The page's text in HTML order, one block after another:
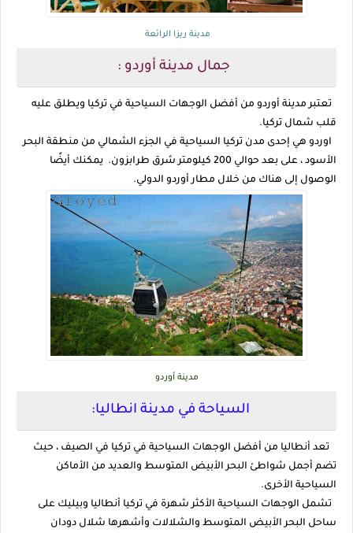
مدينة ريزا الرائعة
جمال مدينة أوردو :
تعتبر مدينة أوردو من أفضل الوجهات السياحية في تركيا ويطلق عليه
قلب شمال تركيا.
اوردو هي إحدى مدن تركيا السياحية في الجزء الشمالي من منطقة البحر
الأسود ، على بعد حوالي 200 كيلومتر شرق طرابزون. يمكنك أيضًا
الوصول إلى هناك من خلال مطار أوردو الدولي.
مدينة أوردو
السياحة في مدينة انطاليا:
تعد أنطاليا من أفضل الوجهات السياحية في تركيا في الصيف ، حيث
تضم أجمل شواطئ البحر الأبيض المتوسط ​​والعديد من الأماكن
السياحية الأخرى.
تشمل الوجهات السياحية الأكثر شهرة في تركيا أنطاليا وبيليك على
ساحل البحر الأبيض المتوسط ​​والشلالات وأشهرها شلال دودان